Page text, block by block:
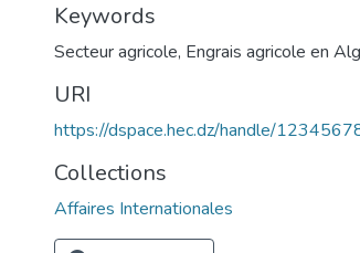
Keywords
Secteur agricole, Engrais agricole en
URI
https://dspace.hec.dz/handle/
Collections
Affaires Internationales